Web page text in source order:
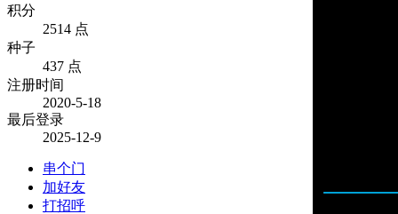
积分
2514 点
种子
437 点
注册时间
2020-5-18
最后登录
2025-12-9
串个门
加好友
打招呼